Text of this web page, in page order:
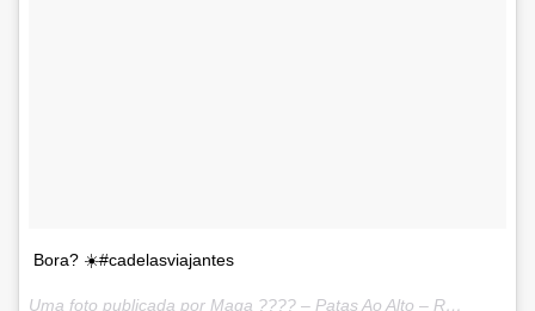
Bora? ☀️#cadelasviajantes
Uma foto publicada por Maga ???? – Patas Ao Alto – R7 (@maguinhadog) em